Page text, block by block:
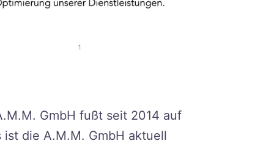
GmbH fußt seit 2014 auf
die A.M.M. GmbH aktuell